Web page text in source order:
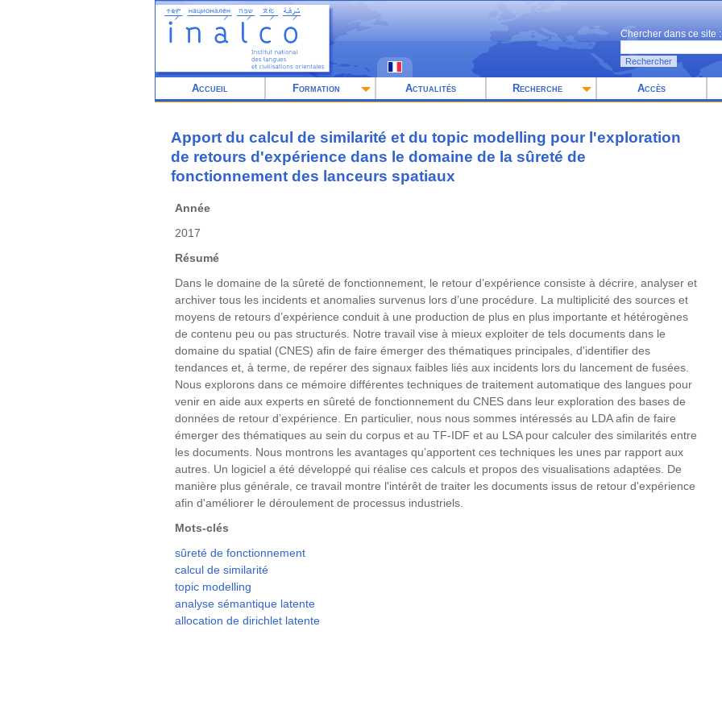
Aller
contenu
Chercher dans ce site :
Accueil Formation Actualités Recherche Accès
Apport du calcul de similarité et du topic modelling pour l'exploration
de retours d'expérience dans le domaine de la sûreté de
fonctionnement des lanceurs spatiaux
Année
2017
Résumé
Dans le domaine de la sûreté de fonctionnement, le retour d’expérience consiste à décrire, analyser et
archiver tous les incidents et anomalies survenus lors d’une procédure. La multiplicité des sources et
moyens de retours d’expérience conduit à une production de plus en plus importante et hétérogènes
de contenu peu ou pas structurés. Notre travail vise à mieux exploiter de tels documents dans le
domaine du spatial (CNES) afin de faire émerger des thématiques principales, d'identifier des
tendances et, à terme, de repérer des signaux faibles liés aux incidents lors du lancement de fusées.
Nous explorons dans ce mémoire différentes techniques de traitement automatique des langues pour
venir en aide aux experts en sûreté de fonctionnement du CNES dans leur exploration des bases de
données de retour d’expérience. En particulier, nous nous sommes intéressés au LDA afin de faire
émerger des thématiques au sein du corpus et au TF-IDF et au LSA pour calculer des similarités entre
les documents. Nous montrons les avantages qu’apportent ces techniques les unes par rapport aux
autres. Un logiciel a été développé qui réalise ces calculs et propos des visualisations adaptées. De
manière plus générale, ce travail montre l'intérêt de traiter les documents issus de retour d'expérience
afin d'améliorer le déroulement de processus industriels.
Mots-clés
sûreté de fonctionnement
calcul de similarité
topic modelling
analyse sémantique latente
allocation de dirichlet latente